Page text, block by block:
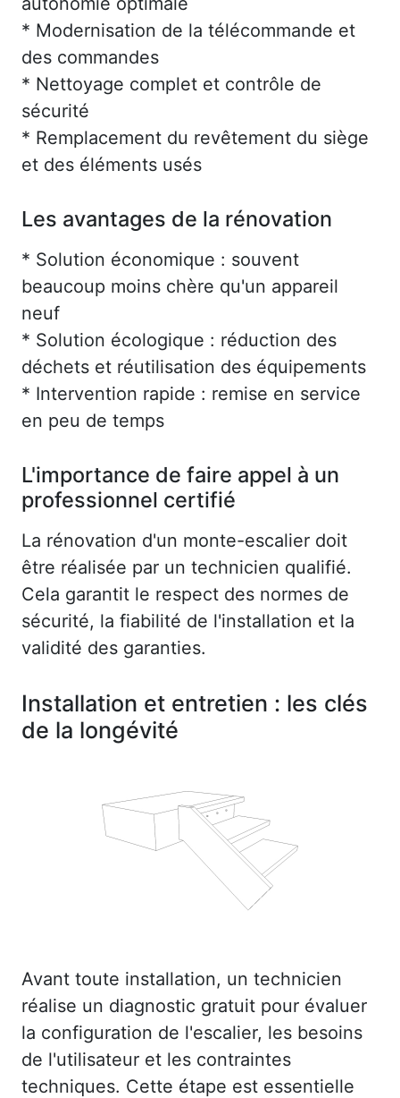
* Modernisation de la télécommande et
des commandes
* Nettoyage complet et contrôle de
sécurité
* Remplacement du revêtement du siège
et des éléments usés
Les avantages de la rénovation
* Solution économique : souvent
beaucoup moins chère qu'un appareil
neuf
* Solution écologique : réduction des
déchets et réutilisation des équipements
* Intervention rapide : remise en service
en peu de temps
L'importance de faire appel à un
professionnel certifié
La rénovation d'un monte-escalier doit
être réalisée par un technicien qualifié.
Cela garantit le respect des normes de
sécurité, la fiabilité de l'installation et la
validité des garanties.
Installation et entretien : les clés
de la longévité
Avant toute installation, un technicien
réalise un diagnostic gratuit pour évaluer
la configuration de l'escalier, les besoins
de l'utilisateur et les contraintes
techniques. Cette étape est essentielle